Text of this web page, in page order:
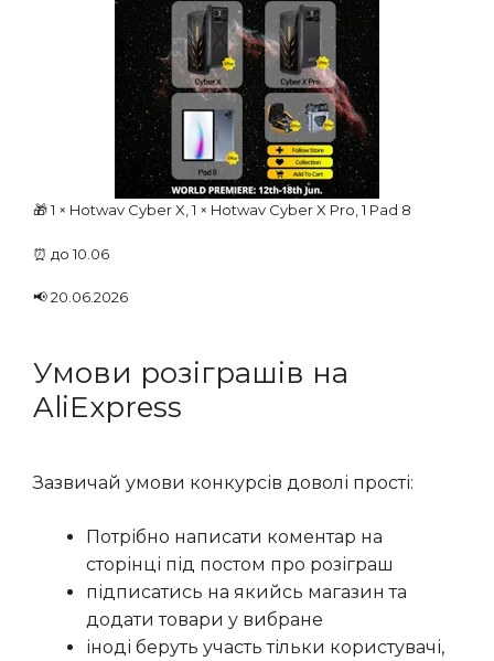
🎁 1 × Hotwav Cyber X, 1 × Hotwav Cyber X Pro, 1 Pad 8
⏰ до 10.06
📢 20.06.2026
Умови розіграшів на
AliExpress
Зазвичай умови конкурсів доволі прості:
Потрібно написати коментар на
сторінці під постом про розіграш
підписатись на якийсь магазин та
додати товари у вибране
іноді беруть участь тільки користувачі,